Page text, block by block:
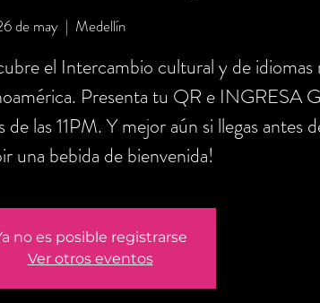
de may
  |
Medellín
el Intercambio cultural y de idiomas
Presenta tu QR e INGRESA
de las 11PM. Y mejor aún si llegas antes
una bebida de bienvenida!
no es posible registrarse
Ver otros eventos